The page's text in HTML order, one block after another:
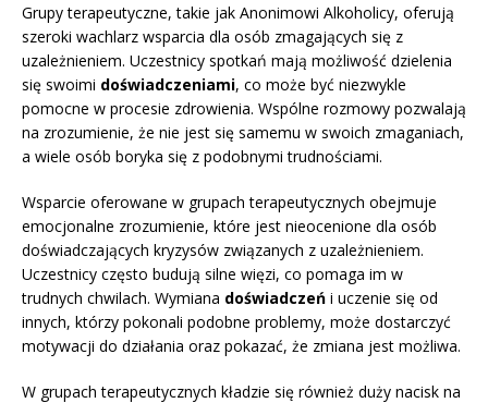
Grupy terapeutyczne, takie jak Anonimowi Alkoholicy, oferują
szeroki wachlarz wsparcia dla osób zmagających się z
uzależnieniem. Uczestnicy spotkań mają możliwość dzielenia
się swoimi doświadczeniami, co może być niezwykle
pomocne w procesie zdrowienia. Wspólne rozmowy pozwalają
na zrozumienie, że nie jest się samemu w swoich zmaganiach,
a wiele osób boryka się z podobnymi trudnościami.
Wsparcie oferowane w grupach terapeutycznych obejmuje
emocjonalne zrozumienie, które jest nieocenione dla osób
doświadczających kryzysów związanych z uzależnieniem.
Uczestnicy często budują silne więzi, co pomaga im w
trudnych chwilach. Wymiana doświadczeń i uczenie się od
innych, którzy pokonali podobne problemy, może dostarczyć
motywacji do działania oraz pokazać, że zmiana jest możliwa.
W grupach terapeutycznych kładzie się również duży nacisk na